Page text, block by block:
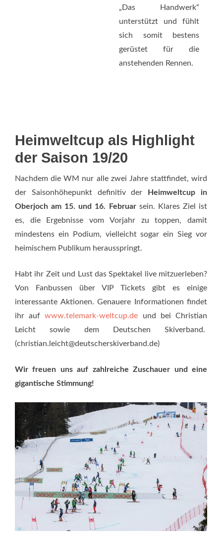
„Das Handwerk“
unterstützt und fühlt
sich somit bestens
gerüstet für die
anstehenden Rennen.
Heimweltcup als Highlight
der Saison 19/20
Nachdem die WM nur alle zwei Jahre stattfindet, wird
der Saisonhöhepunkt definitiv der
Heimweltcup in
Oberjoch am 15. und 16. Februarsein. Klares Ziel ist
es, die Ergebnisse vom Vorjahr zu toppen, damit
mindestens ein Podium, vielleicht sogar ein Sieg vor
heimischem Publikum herausspringt.
Habt ihr Zeit und Lust das Spektakel live mitzuerleben?
Von Fanbussen über VIP Tickets gibt es einige
interessante Aktionen. Genauere Informationen findet
ihr aufwww.telemark-weltcup.de und bei Christian
Leicht sowie dem Deutschen Skiverband.
(christian.leicht@deutscherskiverband.de)
Wir freuen uns auf zahlreiche Zuschauer und eine
gigantische Stimmung!